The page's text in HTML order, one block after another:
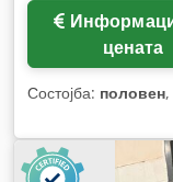
цената
Состојба: половен,